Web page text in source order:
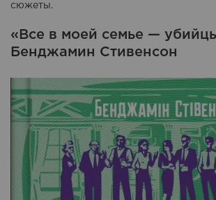
сюжеты.
«Все в моей семье —
Бенджамин Стивенсон